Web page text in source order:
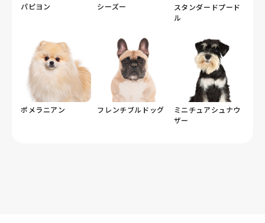
パピヨン シーズー
スタンダードプード
ル
ポメラニアン フレンチブルドッグ
ミニチュアシュナウ
ザー